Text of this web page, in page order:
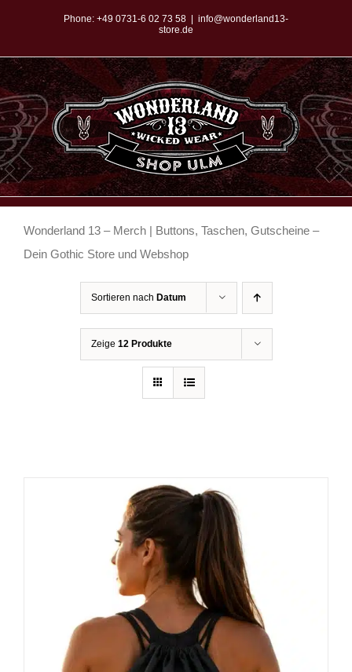
springen
Phone: +49 0731-6 02 73 58
info@wonderland13-
store.de
Wonderland 13 – Merch | Buttons, Taschen, Gutscheine –
Dein Gothic Store und Webshop
Sortieren nach Datum
Zeige 12 Produkte